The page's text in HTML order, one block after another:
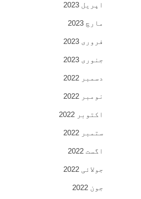
اپریل 2023
مارچ 2023
فروری 2023
جنوری 2023
دسمبر 2022
نومبر 2022
اکتوبر 2022
ستمبر 2022
اگست 2022
جولائی 2022
جون 2022